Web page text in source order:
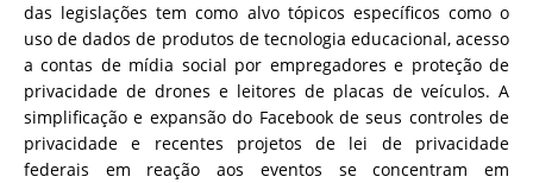
das legislações tem como alvo tópicos específicos como o
uso de dados de produtos de tecnologia educacional, acesso
a contas de mídia social por empregadores e proteção de
privacidade de drones e leitores de placas de veículos. A
simplificação e expansão do Facebook de seus controles de
privacidade e recentes projetos de lei de privacidade
federais em reação aos eventos se concentram em